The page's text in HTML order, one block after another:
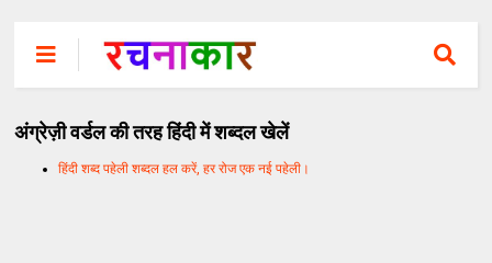
अंग्रेज़ी वर्डल की तरह हिंदी में शब्दल खेलें
हिंदी शब्द पहेली शब्दल हल करें, हर रोज एक नई पहेली।